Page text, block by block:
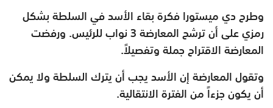
وطرح دي ميستورا فكرة بقاء الأسد في السلطة بشكل
رمزي على أن ترشح المعارضة 3 نواب للرئيس. ورفضت
المعارضة الاقتراح جملة وتفصيلاً.
وتقول المعارضة إن الأسد يجب أن يترك السلطة ولا يمكن
أن يكون جزءاً من الفترة الانتقالية.